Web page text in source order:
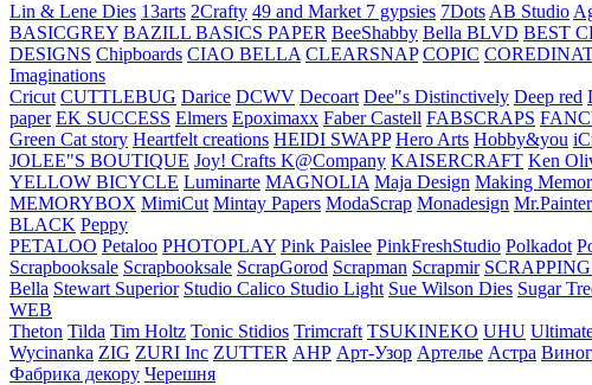
Lin & Lene Dies 13arts 2Crafty 49 and Market 7 gypsies 7Dots AB Studio
BASICGREY BAZILL BASICS PAPER BeeShabby Bella BLVD BEST
DESIGNS Chipboards CIAO BELLA CLEARSNAP COPIC
Imaginations
Cricut CUTTLEBUG Darice DCWV Decoart Dee"s Distinctively Deep red
paper EK SUCCESS Elmers Epoximaxx Faber Castell FABSCRAPS
Green Cat story Heartfelt creations HEIDI SWAPP Hero Arts Hobby&you
JOLEE"S BOUTIQUE Joy! Crafts K@Company KAISERCRAFT Ken
YELLOW BICYCLE Luminarte MAGNOLIA Maja Design Making
MEMORYBOX MimiCut Mintay Papers ModaScrap Monadesign Mr.Painter
BLACK Peppy
PETALOO Petaloo PHOTOPLAY Pink Paislee PinkFreshStudio Polkadot
Scrapbooksale Scrapbooksale ScrapGorod Scrapman Scrapmir
Bella Stewart Superior Studio Calico Studio Light Sue Wilson Dies Sugar
WEB
Theton Tilda Tim Holtz Tonic Stidios Trimcraft TSUKINEKO UHU
Wycinanka ZIG ZURI Inc ZUTTER АНР Арт-Узор Артелье Астра
Фабрика декору Черешня